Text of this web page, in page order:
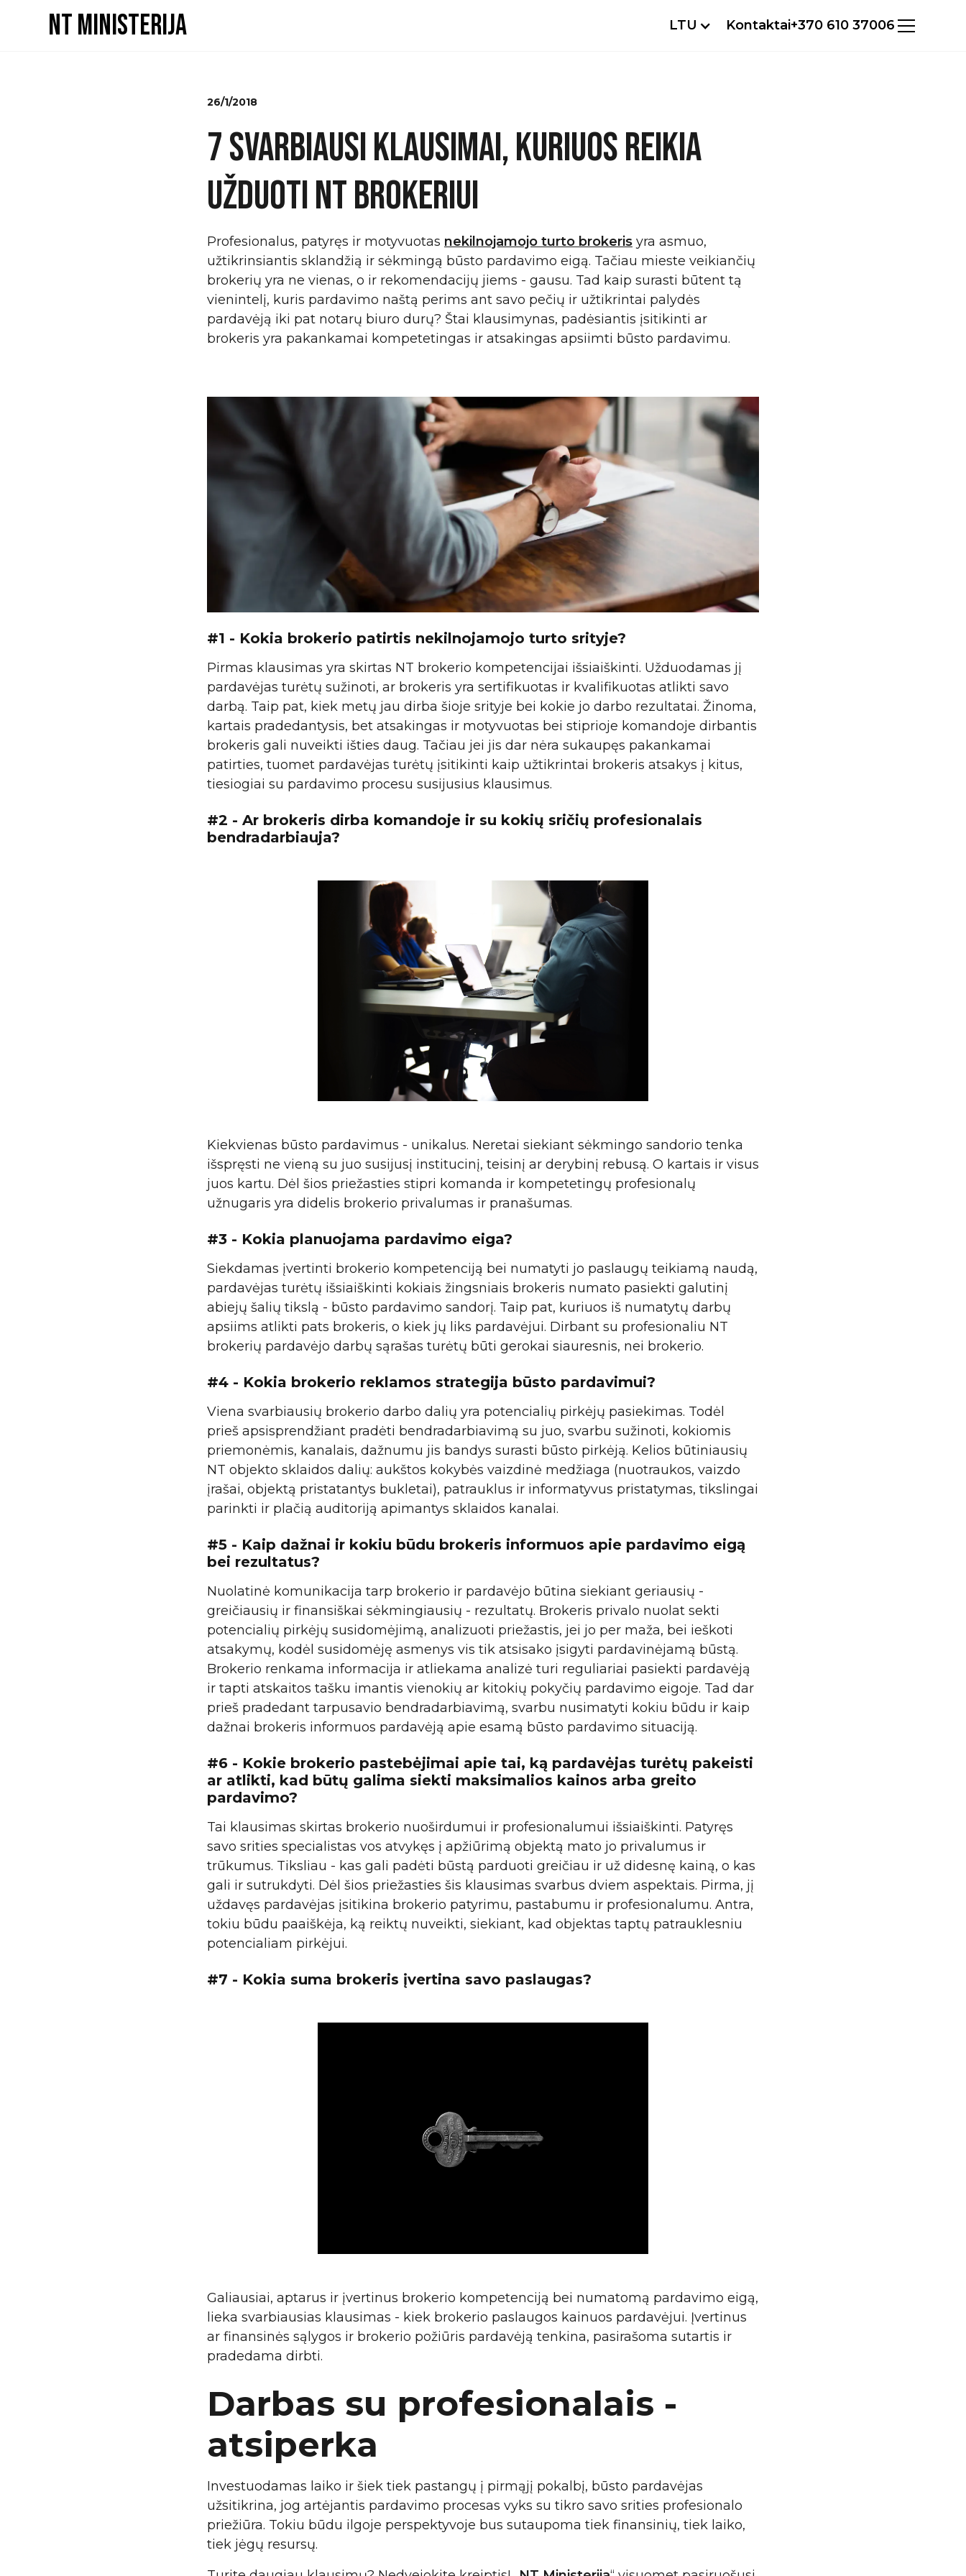
NT ministerija LTU Kontaktai+370 610 37006
26/1/2018
7 SVARBIAUSI KLAUSIMAI, KURIUOS REIKIA
UŽDUOTI NT BROKERIUI
Profesionalus, patyręs ir motyvuotas nekilnojamojo turto brokeris yra asmuo,
užtikrinsiantis sklandžią ir sėkmingą būsto pardavimo eigą. Tačiau mieste veikiančių
brokerių yra ne vienas, o ir rekomendacijų jiems - gausu. Tad kaip surasti būtent tą
vienintelį, kuris pardavimo naštą perims ant savo pečių ir užtikrintai palydės
pardavėją iki pat notarų biuro durų? Štai klausimynas, padėsiantis įsitikinti ar
brokeris yra pakankamai kompetetingas ir atsakingas apsiimti būsto pardavimu.
#1 - Kokia brokerio patirtis nekilnojamojo turto srityje?
Pirmas klausimas yra skirtas NT brokerio kompetencijai išsiaiškinti. Užduodamas jį
pardavėjas turėtų sužinoti, ar brokeris yra sertifikuotas ir kvalifikuotas atlikti savo
darbą. Taip pat, kiek metų jau dirba šioje srityje bei kokie jo darbo rezultatai. Žinoma,
kartais pradedantysis, bet atsakingas ir motyvuotas bei stiprioje komandoje dirbantis
brokeris gali nuveikti išties daug. Tačiau jei jis dar nėra sukaupęs pakankamai
patirties, tuomet pardavėjas turėtų įsitikinti kaip užtikrintai brokeris atsakys į kitus,
tiesiogiai su pardavimo procesu susijusius klausimus.
#2 - Ar brokeris dirba komandoje ir su kokių sričių profesionalais
bendradarbiauja?
Kiekvienas būsto pardavimus - unikalus. Neretai siekiant sėkmingo sandorio tenka
išspręsti ne vieną su juo susijusį institucinį, teisinį ar derybinį rebusą. O kartais ir visus
juos kartu. Dėl šios priežasties stipri komanda ir kompetetingų profesionalų
užnugaris yra didelis brokerio privalumas ir pranašumas.
#3 - Kokia planuojama pardavimo eiga?
Siekdamas įvertinti brokerio kompetenciją bei numatyti jo paslaugų teikiamą naudą,
pardavėjas turėtų išsiaiškinti kokiais žingsniais brokeris numato pasiekti galutinį
abiejų šalių tikslą - būsto pardavimo sandorį. Taip pat, kuriuos iš numatytų darbų
apsiims atlikti pats brokeris, o kiek jų liks pardavėjui. Dirbant su profesionaliu NT
brokerių pardavėjo darbų sąrašas turėtų būti gerokai siauresnis, nei brokerio.
#4 - Kokia brokerio reklamos strategija būsto pardavimui?
Viena svarbiausių brokerio darbo dalių yra potencialių pirkėjų pasiekimas. Todėl
prieš apsisprendžiant pradėti bendradarbiavimą su juo, svarbu sužinoti, kokiomis
priemonėmis, kanalais, dažnumu jis bandys surasti būsto pirkėją. Kelios būtiniausių
NT objekto sklaidos dalių: aukštos kokybės vaizdinė medžiaga (nuotraukos, vaizdo
įrašai, objektą pristatantys bukletai), patrauklus ir informatyvus pristatymas, tikslingai
parinkti ir plačią auditoriją apimantys sklaidos kanalai.
#5 - Kaip dažnai ir kokiu būdu brokeris informuos apie pardavimo eigą
bei rezultatus?
Nuolatinė komunikacija tarp brokerio ir pardavėjo būtina siekiant geriausių -
greičiausių ir finansiškai sėkmingiausių - rezultatų. Brokeris privalo nuolat sekti
potencialių pirkėjų susidomėjimą, analizuoti priežastis, jei jo per maža, bei ieškoti
atsakymų, kodėl susidomėję asmenys vis tik atsisako įsigyti pardavinėjamą būstą.
Brokerio renkama informacija ir atliekama analizė turi reguliariai pasiekti pardavėją
ir tapti atskaitos tašku imantis vienokių ar kitokių pokyčių pardavimo eigoje. Tad dar
prieš pradedant tarpusavio bendradarbiavimą, svarbu nusimatyti kokiu būdu ir kaip
dažnai brokeris informuos pardavėją apie esamą būsto pardavimo situaciją.
#6 - Kokie brokerio pastebėjimai apie tai, ką pardavėjas turėtų pakeisti
ar atlikti, kad būtų galima siekti maksimalios kainos arba greito
pardavimo?
Tai klausimas skirtas brokerio nuoširdumui ir profesionalumui išsiaiškinti. Patyręs
savo srities specialistas vos atvykęs į apžiūrimą objektą mato jo privalumus ir
trūkumus. Tiksliau - kas gali padėti būstą parduoti greičiau ir už didesnę kainą, o kas
gali ir sutrukdyti. Dėl šios priežasties šis klausimas svarbus dviem aspektais. Pirma, jį
uždavęs pardavėjas įsitikina brokerio patyrimu, pastabumu ir profesionalumu. Antra,
tokiu būdu paaiškėja, ką reiktų nuveikti, siekiant, kad objektas taptų patrauklesniu
potencialiam pirkėjui.
#7 - Kokia suma brokeris įvertina savo paslaugas?
Galiausiai, aptarus ir įvertinus brokerio kompetenciją bei numatomą pardavimo eigą,
lieka svarbiausias klausimas - kiek brokerio paslaugos kainuos pardavėjui. Įvertinus
ar finansinės sąlygos ir brokerio požiūris pardavėją tenkina, pasirašoma sutartis ir
pradedama dirbti.
Darbas su profesionalais -
atsiperka
Investuodamas laiko ir šiek tiek pastangų į pirmąjį pokalbį, būsto pardavėjas
užsitikrina, jog artėjantis pardavimo procesas vyks su tikro savo srities profesionalo
priežiūra. Tokiu būdu ilgoje perspektyvoje bus sutaupoma tiek finansinių, tiek laiko,
tiek jėgų resursų.